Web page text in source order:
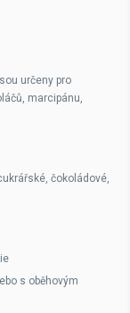
určeny pro
marcipánu,
čokoládové,
s oběhovým